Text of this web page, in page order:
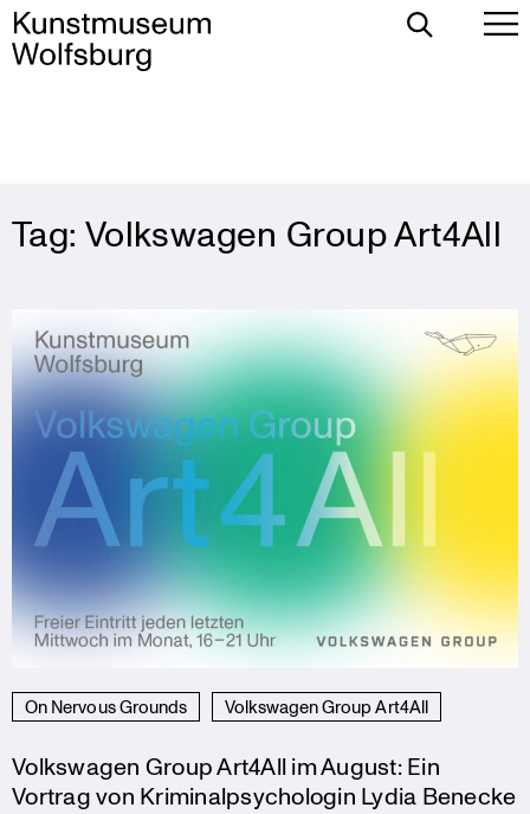
to
content
Toggle
Tag: Volkswagen Group Art4All
On Nervous Grounds Volkswagen Group Art4All
Volkswagen Group Art4All im August: Ein
Vortrag von Kriminalpsychologin Lydia Benecke